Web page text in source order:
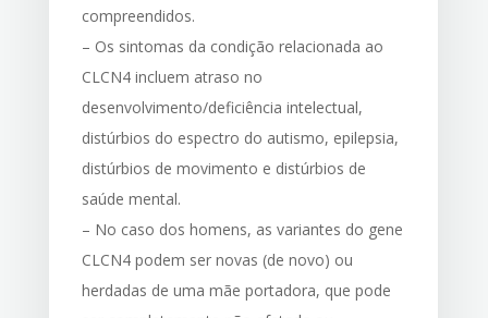
compreendidos.
– Os sintomas da condição relacionada ao
CLCN4 incluem atraso no
desenvolvimento/deficiência intelectual,
distúrbios do espectro do autismo, epilepsia,
distúrbios de movimento e distúrbios de
saúde mental.
– No caso dos homens, as variantes do gene
CLCN4 podem ser novas (de novo) ou
herdadas de uma mãe portadora, que pode